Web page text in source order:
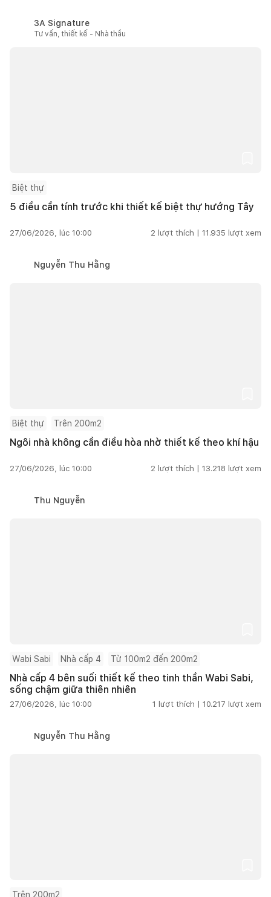
3A Signature
Tư vấn, thiết kế - Nhà thầu
Biệt thự
5 điều cần tính trước khi thiết kế biệt thự hướng Tây
27/06/2026, lúc 10:00 2 lượt thích | 11.935 lượt xem
Nguyễn Thu Hằng
Biệt thự Trên 200m2
Ngôi nhà không cần điều hòa nhờ thiết kế theo khí hậu
27/06/2026, lúc 10:00 2 lượt thích | 13.218 lượt xem
Thu Nguyễn
Wabi Sabi Nhà cấp 4 Từ 100m2 đến 200m2
Nhà cấp 4 bên suối thiết kế theo tinh thần Wabi Sabi,
sống chậm giữa thiên nhiên
27/06/2026, lúc 10:00 1 lượt thích | 10.217 lượt xem
Nguyễn Thu Hằng
Trên 200m2